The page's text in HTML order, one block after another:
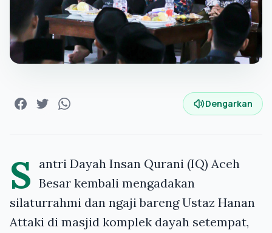
Dengarkan
S antri Dayah Insan Qurani (IQ) Aceh
Besar kembali mengadakan
silaturrahmi dan ngaji bareng Ustaz Hanan
Attaki di masjid komplek dayah setempat,